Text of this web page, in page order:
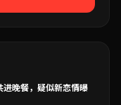
晚餐，疑似新恋情曝